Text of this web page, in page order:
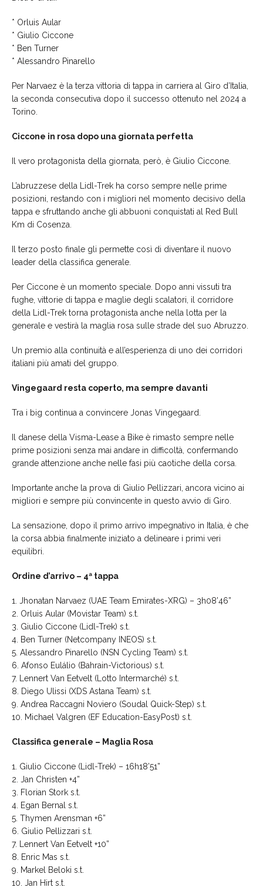
* Orluis Aular
* Giulio Ciccone
* Ben Turner
* Alessandro Pinarello
Per Narvaez è la terza vittoria di tappa in carriera al Giro d’Italia,
la seconda consecutiva dopo il successo ottenuto nel 2024 a
Torino.
Ciccone in rosa dopo una giornata perfetta
Il vero protagonista della giornata, però, è Giulio Ciccone.
L’abruzzese della Lidl-Trek ha corso sempre nelle prime
posizioni, restando con i migliori nel momento decisivo della
tappa e sfruttando anche gli abbuoni conquistati al Red Bull
Km di Cosenza.
Il terzo posto finale gli permette così di diventare il nuovo
leader della classifica generale.
Per Ciccone è un momento speciale. Dopo anni vissuti tra
fughe, vittorie di tappa e maglie degli scalatori, il corridore
della Lidl-Trek torna protagonista anche nella lotta per la
generale e vestirà la maglia rosa sulle strade del suo Abruzzo.
Un premio alla continuità e all’esperienza di uno dei corridori
italiani più amati del gruppo.
Vingegaard resta coperto, ma sempre davanti
Tra i big continua a convincere Jonas Vingegaard.
Il danese della Visma-Lease a Bike è rimasto sempre nelle
prime posizioni senza mai andare in difficoltà, confermando
grande attenzione anche nelle fasi più caotiche della corsa.
Importante anche la prova di Giulio Pellizzari, ancora vicino ai
migliori e sempre più convincente in questo avvio di Giro.
La sensazione, dopo il primo arrivo impegnativo in Italia, è che
la corsa abbia finalmente iniziato a delineare i primi veri
equilibri.
Ordine d’arrivo – 4ª tappa
1. Jhonatan Narvaez (UAE Team Emirates-XRG) – 3h08’46”
2. Orluis Aular (Movistar Team) s.t.
3. Giulio Ciccone (Lidl-Trek) s.t.
4. Ben Turner (Netcompany INEOS) s.t.
5. Alessandro Pinarello (NSN Cycling Team) s.t.
6. Afonso Eulálio (Bahrain-Victorious) s.t.
7. Lennert Van Eetvelt (Lotto Intermarché) s.t.
8. Diego Ulissi (XDS Astana Team) s.t.
9. Andrea Raccagni Noviero (Soudal Quick-Step) s.t.
10. Michael Valgren (EF Education-EasyPost) s.t.
Classifica generale – Maglia Rosa
1. Giulio Ciccone (Lidl-Trek) – 16h18’51”
2. Jan Christen +4”
3. Florian Stork s.t.
4. Egan Bernal s.t.
5. Thymen Arensman +6”
6. Giulio Pellizzari s.t.
7. Lennert Van Eetvelt +10”
8. Enric Mas s.t.
9. Markel Beloki s.t.
10. Jan Hirt s.t.